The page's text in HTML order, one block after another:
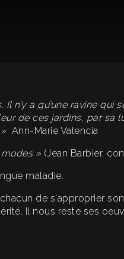
n’y a qu’une ravine
de ces jardins, par sa
Ann-Marie Valencia
» (Jean Barbier,
maladie.
de s'approprier
Il nous reste ses